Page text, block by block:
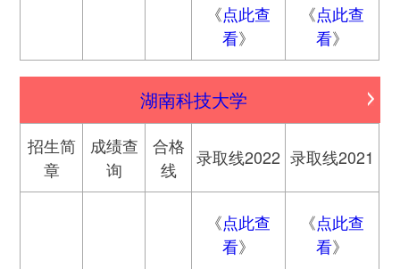
《点此查
看》
《点此查
看》
湖南科技大学
招生简
章
成绩查
询
合格
线
录取线2022 录取线2021
《点此查
看》
《点此查
看》